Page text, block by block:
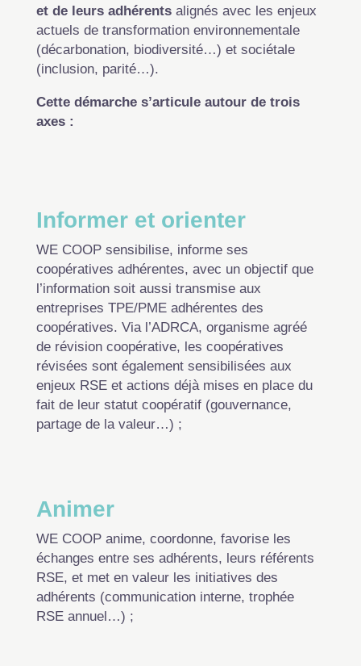
et de leurs adhérentsalignés avec les enjeux
actuels de transformation environnementale
(décarbonation, biodiversité…) et sociétale
(inclusion, parité…).
Cette démarche s’articule autour de trois
axes :
Informer et orienter
WE COOP sensibilise, informe ses
coopératives adhérentes, avec un objectif que
l’information soit aussi transmise aux
entreprises TPE/PME adhérentes des
coopératives. Via l’ADRCA, organisme agréé
de révision coopérative, les coopératives
révisées sont également sensibilisées aux
enjeux RSE et actions déjà mises en place du
fait de leur statut coopératif (gouvernance,
partage de la valeur…) ;
Animer
WE COOP anime, coordonne, favorise les
échanges entre ses adhérents, leurs référents
RSE, et met en valeur les initiatives des
adhérents (communication interne, trophée
RSE annuel…) ;